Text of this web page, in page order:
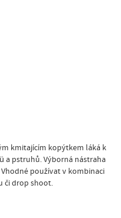
kmitajícím kopýtkem láká k
a pstruhů. Výborná nástraha
používat v kombinaci
či drop shoot.